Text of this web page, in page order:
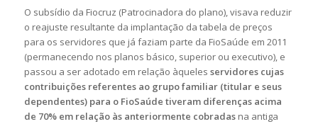
O subsídio da Fiocruz (Patrocinadora do plano), visava reduzir
o reajuste resultante da implantação da tabela de preços
para os servidores que já faziam parte da FioSaúde em 2011
(permanecendo nos planos básico, superior ou executivo), e
passou a ser adotado em relação àqueles servidores cujas
contribuições referentes ao grupo familiar (titular e seus
dependentes) para o FioSaúde tiveram diferenças acima
de 70% em relação às anteriormente cobradasna antiga